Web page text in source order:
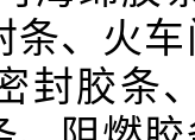
条、火
封胶条